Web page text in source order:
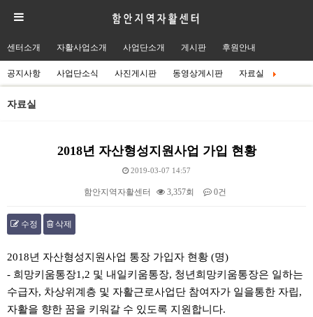
센터소개 자활사업소개 사업단소개 게시판 후원안내
공지사항 사업단소식 사진게시판 동영상게시판 자료실
자료실
2018년 자산형성지원사업 가입 현황
2019-03-07 14:57
함안지역자활센터 3,357회 0건
수정 삭제
2018년 자산형성지원사업 통장 가입자 현황 (명)
- 희망키움통장1,2 및 내일키움통장, 청년희망키움통장은 일하는
수급자, 차상위계층 및 자활근로사업단 참여자가 일을통한 자립,
자활을 향한 꿈을 키워갈 수 있도록 지원합니다.